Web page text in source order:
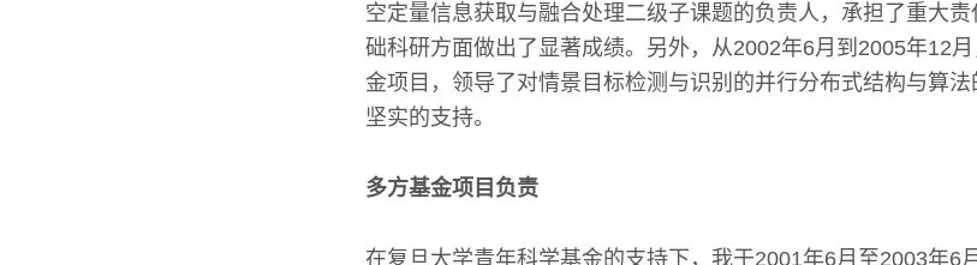
空定量信息获取与融合处理二级子课题的负责人，承担了重大
础科研方面做出了显著成绩。另外，从2002年6月到2005年12
金项目，领导了对情景目标检测与识别的并行分布式结构与算
坚实的支持。
多方基金项目负责
在复旦大学青年科学基金的支持下，我于2001年6月至2003年6